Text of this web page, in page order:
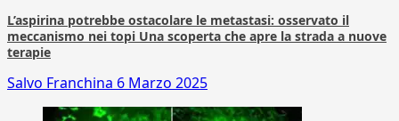
L’aspirina potrebbe ostacolare le metastasi: osservato il
meccanismo nei topi Una scoperta che apre la strada a nuove
terapie
Salvo Franchina 6 Marzo 2025